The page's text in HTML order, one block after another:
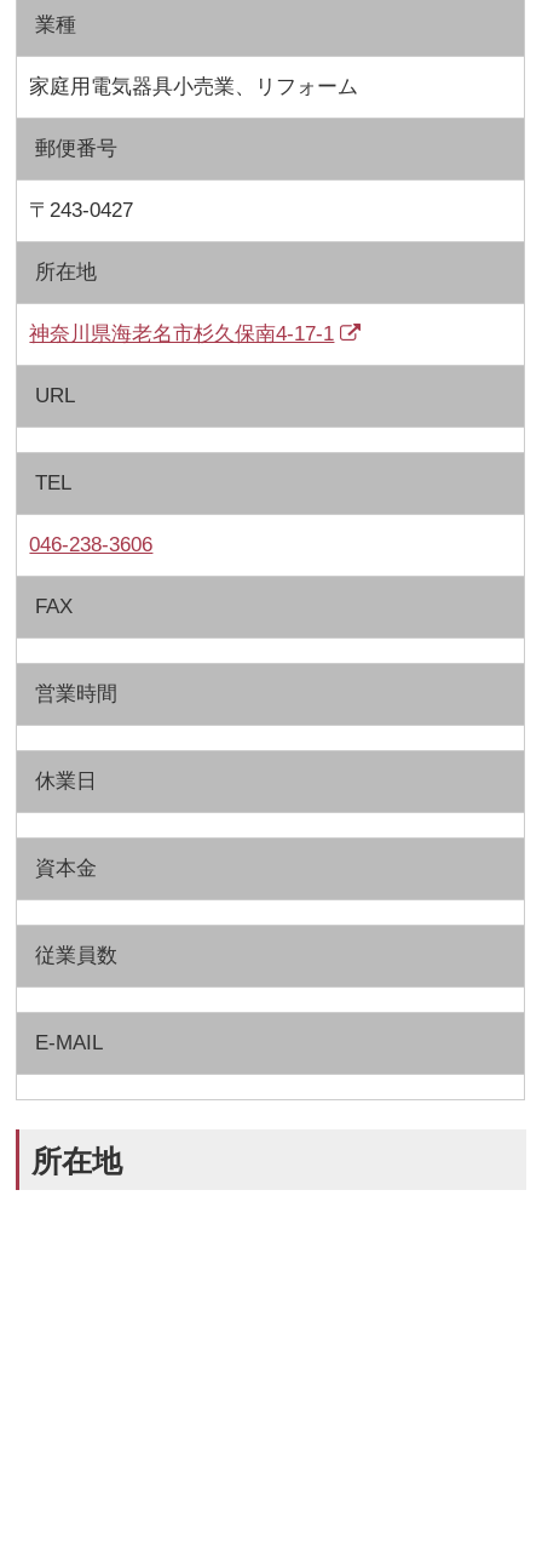
業種
家庭用電気器具小売業、リフォーム
郵便番号
〒243-0427
所在地
神奈川県海老名市杉久保南4-17-1
URL
TEL
046-238-3606
FAX
営業時間
休業日
資本金
従業員数
E-MAIL
所在地